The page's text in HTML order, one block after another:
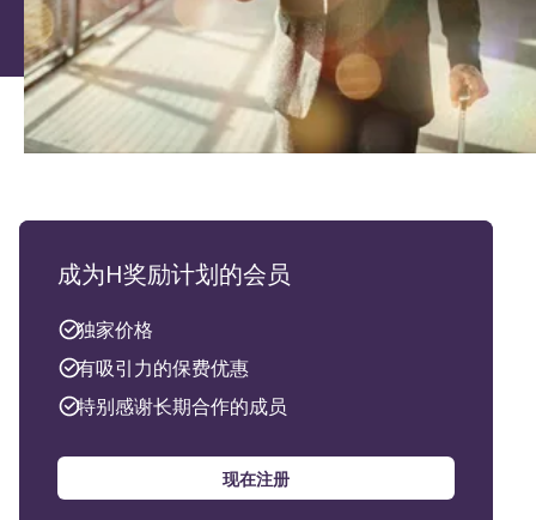
成为H奖励计划的会员
独家价格
有吸引力的保费优惠
特别感谢长期合作的成员
现在注册